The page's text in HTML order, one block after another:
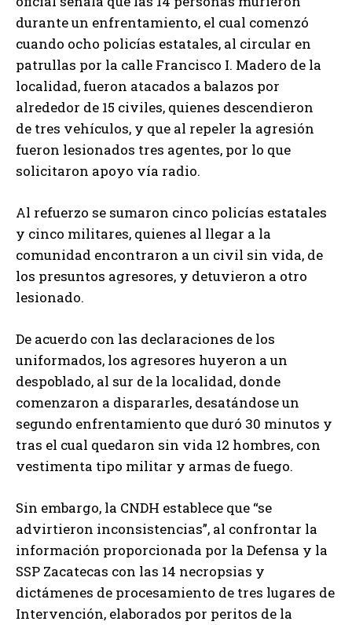
durante un enfrentamiento, el cual comenzó
cuando ocho policías estatales, al circular en
patrullas por la calle Francisco I. Madero de la
localidad, fueron atacados a balazos por
alrededor de 15 civiles, quienes descendieron
de tres vehículos, y que al repeler la agresión
fueron lesionados tres agentes, por lo que
solicitaron apoyo vía radio.
Al refuerzo se sumaron cinco policías estatales
y cinco militares, quienes al llegar a la
comunidad encontraron a un civil sin vida, de
los presuntos agresores, y detuvieron a otro
lesionado.
De acuerdo con las declaraciones de los
uniformados, los agresores huyeron a un
despoblado, al sur de la localidad, donde
comenzaron a dispararles, desatándose un
segundo enfrentamiento que duró 30 minutos y
tras el cual quedaron sin vida 12 hombres, con
vestimenta tipo militar y armas de fuego.
Sin embargo, la CNDH establece que “se
advirtieron inconsistencias”, al confrontar la
información proporcionada por la Defensa y la
SSP Zacatecas con las 14 necropsias y
dictámenes de procesamiento de tres lugares de
Intervención, elaborados por peritos de la